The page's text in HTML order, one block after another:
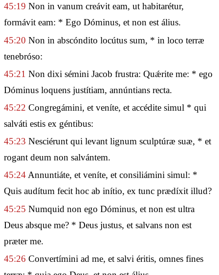
45:19 Non in vanum creávit eam, ut habitarétur,
formávit eam: * Ego Dóminus, et non est álius.
45:20 Non in abscóndito locútus sum, * in loco terræ
tenebróso:
45:21 Non dixi sémini Jacob frustra: Quǽrite me: * ego
Dóminus loquens justítiam, annúntians recta.
45:22 Congregámini, et veníte, et accédite simul * qui
salváti estis ex géntibus:
45:23 Nesciérunt qui levant lignum sculptúræ suæ, * et
rogant deum non salvántem.
45:24Annuntiáte, et veníte, et consiliámini simul: *
Quis audítum fecit hoc ab inítio, ex tunc prædíxit illud?
45:25 Numquid non ego Dóminus, et non est ultra
Deus absque me? * Deus justus, et salvans non est
præter me.
45:26 Convertímini ad me, et salvi éritis, omnes fines